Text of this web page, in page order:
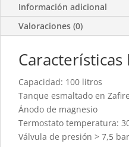
Información adicional
Valoraciones (0)
Capacidad: 100 litros
Tanque esmaltado en Zafire
Ánodo de magnesio
Termostato temperatura:
Válvula de presión > 7,5 bar